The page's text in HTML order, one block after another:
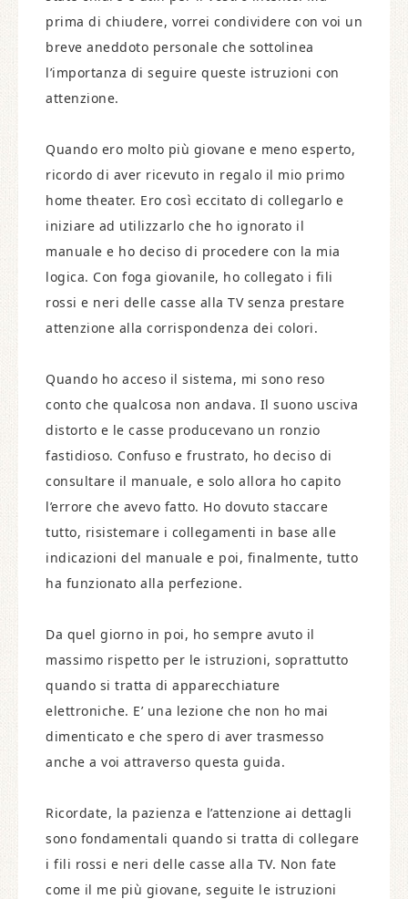
prima di chiudere, vorrei condividere con voi un
breve aneddoto personale che sottolinea
l’importanza di seguire queste istruzioni con
attenzione.
Quando ero molto più giovane e meno esperto,
ricordo di aver ricevuto in regalo il mio primo
home theater. Ero così eccitato di collegarlo e
iniziare ad utilizzarlo che ho ignorato il
manuale e ho deciso di procedere con la mia
logica. Con foga giovanile, ho collegato i fili
rossi e neri delle casse alla TV senza prestare
attenzione alla corrispondenza dei colori.
Quando ho acceso il sistema, mi sono reso
conto che qualcosa non andava. Il suono usciva
distorto e le casse producevano un ronzio
fastidioso. Confuso e frustrato, ho deciso di
consultare il manuale, e solo allora ho capito
l’errore che avevo fatto. Ho dovuto staccare
tutto, risistemare i collegamenti in base alle
indicazioni del manuale e poi, finalmente, tutto
ha funzionato alla perfezione.
Da quel giorno in poi, ho sempre avuto il
massimo rispetto per le istruzioni, soprattutto
quando si tratta di apparecchiature
elettroniche. E’ una lezione che non ho mai
dimenticato e che spero di aver trasmesso
anche a voi attraverso questa guida.
Ricordate, la pazienza e l’attenzione ai dettagli
sono fondamentali quando si tratta di collegare
i fili rossi e neri delle casse alla TV. Non fate
come il me più giovane, seguite le istruzioni